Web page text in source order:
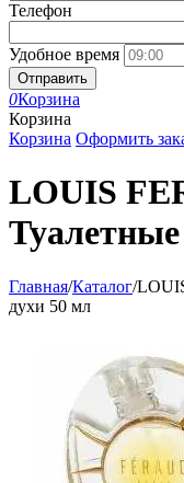
Телефон
Удобное время
Отправить
0Корзина
Корзина
Корзина Оформить
LOUIS
Главная/Каталог/
духи 50 мл